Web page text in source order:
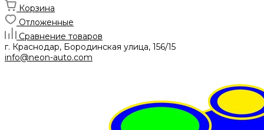
Корзина
Отложенные
Сравнение товаров
г. Краснодар, Бородинская улица, 156/15
info@neon-auto.com